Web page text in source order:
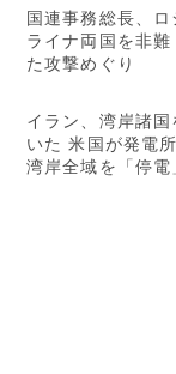
国連事務総長、ロ
ライナ両国を非難
た攻撃めぐり
イラン、湾岸諸国
いた 米国が発電
湾岸全域を「停電